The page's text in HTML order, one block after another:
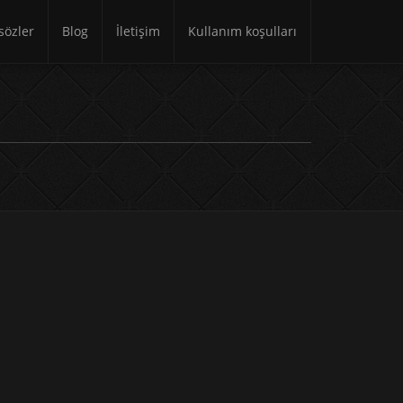
Blog İletişim Kullanım koşulları